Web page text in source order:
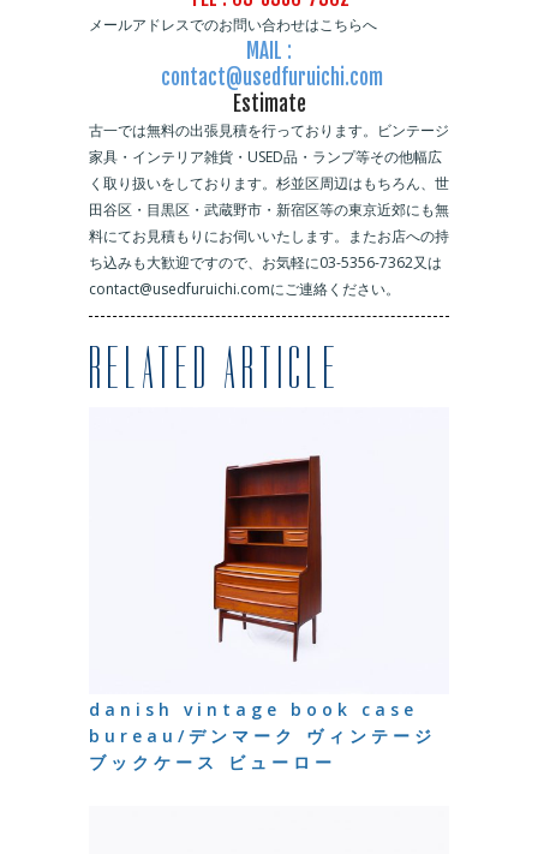
メールアドレスでのお問い合わせはこちらへ
MAIL :
contact@usedfuruichi.com
Estimate
古一では無料の出張見積を行っております。ビンテージ
家具・インテリア雑貨・USED品・ランプ等その他幅広
く取り扱いをしております。杉並区周辺はもちろん、世
田谷区・目黒区・武蔵野市・新宿区等の東京近郊にも無
料にてお見積もりにお伺いいたします。またお店への持
ち込みも大歓迎ですので、お気軽に03-5356-7362又は
contact@usedfuruichi.comにご連絡ください。
RELATED ARTICLE
danish vintage book case
bureau/デンマーク ヴィンテージ
ブックケース ビューロー